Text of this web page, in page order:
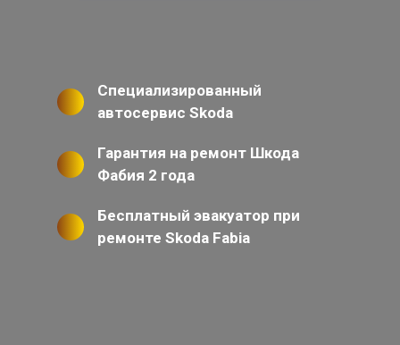
Специализированный
автосервис Skoda
Гарантия на ремонт Шкода
Фабия 2 года
Бесплатный эвакуатор при
ремонте Skoda Fabia